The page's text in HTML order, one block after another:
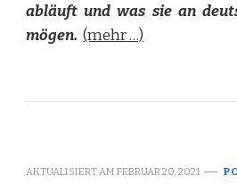
abläuft und was sie an
mögen. (mehr …)
AKTUALISIERT AM FEBRUAR 20, 2021